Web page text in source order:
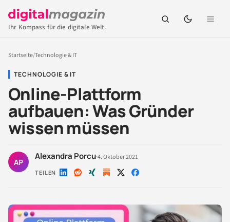
Ihr Kompass für die digitale Welt.
Startseite/Technologie & IT
TECHNOLOGIE & IT
Online-Plattform
aufbauen: Was Gründer
wissen müssen
AP
Alexandra Porcu·4. Oktober 2021
TEILEN Auf Auf Auf Auf Auf